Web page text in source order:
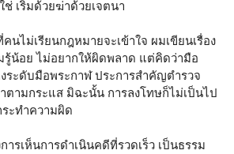
เริ่มด้วยฆ่าด้วยเจตนา
นไม่เรียนกฎหมายจะเข้าใจ ผมเขียนเรื่อง
รู้น้อย ไม่อยากให้ผิดพลาด แต่คิดว่ามือ
ระดับมือพระกาฬ ประการสำคัญตำรวจ
ตามกระแส มิฉะนั้น การลงโทษก็ไม่เป็นไป
ะทำความผิด
ารเห็นการดำเนินคดีที่รวดเร็ว เป็นธรรม